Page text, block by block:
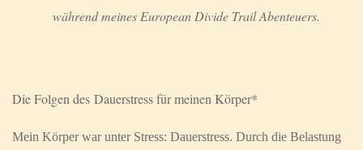
während meines European Divide Trail Abenteuers.
Die Folgen des Dauerstress für meinen Körper*
Mein Körper war unter Stress: Dauerstress. Durch die Belastung